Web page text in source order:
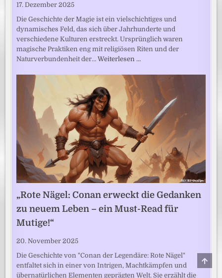
17. Dezember 2025
Die Geschichte der Magie ist ein vielschichtiges und
dynamisches Feld, das sich über Jahrhunderte und
verschiedene Kulturen erstreckt. Ursprünglich waren
magische Praktiken eng mit religiösen Riten und der
Naturverbundenheit der…Weiterlesen …
„Rote Nägel: Conan erweckt die Gedanken
zu neuem Leben – ein Must-Read für
Mutige!“
20. November 2025
Die Geschichte von "Conan der Legendäre: Rote Nägel"
entfaltet sich in einer von Intrigen, Machtkämpfen und
übernatürlichen Elementen geprägten Welt. Sie erzählt die
TO